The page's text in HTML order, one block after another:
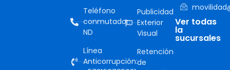
Teléfono
conmutador:
ND
Línea
Anticorrupción:
Publicidad
Exterior
Visual
Retención
de
Ver todas
la
sucursales